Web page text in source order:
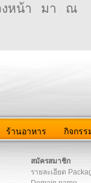
งหน้า มา ณ
ร้านอาหาร กิจกรร
สมัครสมาชิก
รายละเอียด